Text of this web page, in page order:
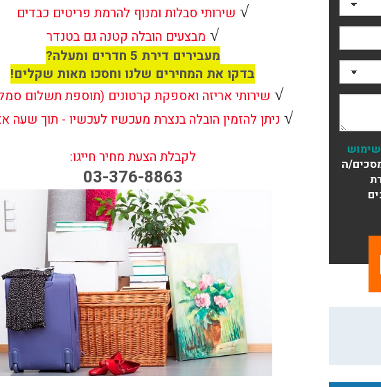
ה
√ שירותי סבלות ומנוף להרמת פריטים כבדים
√ מבצעים הובלה קטנה גם בטנדר
מעבירים דירת 5 חדרים ומעלה?
בדקו את המחירים שלנו וחסכו מאות שקלים!
√ שירותי אריזה ואספקת קרטונים (תוספת תשלום
√ ניתן להזמין הובלה בנצרת מעכשיו לעכשיו - תוך שעה
לקבלת הצעת מחיר חייגו:
03-376-8863